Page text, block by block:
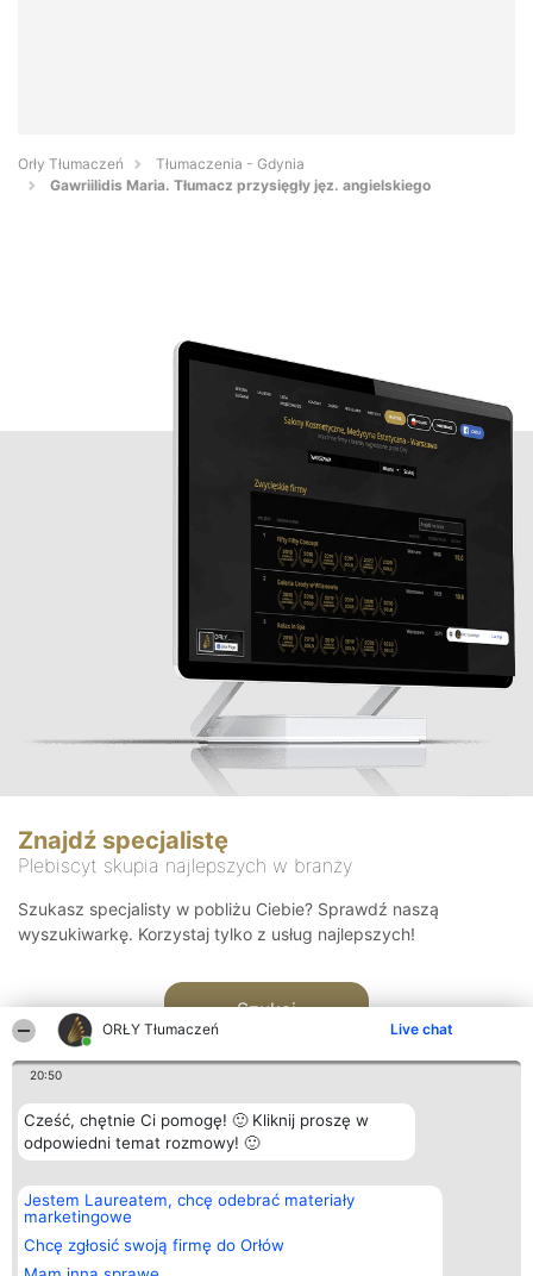
ORŁY Tłumaczeń Live chat
20:50
Cześć, chętnie Ci pomogę! 🙂 Kliknij proszę w
odpowiedni temat rozmowy! 🙂
Jestem Laureatem, chcę odebrać materiały
marketingowe
Chcę zgłosić swoją firmę do Orłów
Orły Tłumaczeń
Tłumaczenia - Gdynia
Gawriilidis Maria. Tłumacz przysięgły jęz. angielskiego
Znajdź specjalistę
Plebiscyt skupia najlepszych w branży
Szukasz specjalisty w pobliżu Ciebie? Sprawdź naszą
wyszukiwarkę. Korzystaj tylko z usług najlepszych!
Szukaj
Organizator plebiscytu
Bright Side Solutions sp. z o.
o. sp. k.
ul. Ruska 22
Wrocław 50-079
KRS 0000749100 | Regon
Plebiscyt
Laureaci
wszystkich
Laureatów
Kontakt
Kontakt